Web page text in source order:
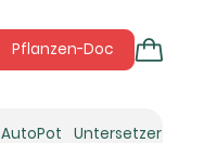
Pflanzen-Doc
AutoPot Untersetzer